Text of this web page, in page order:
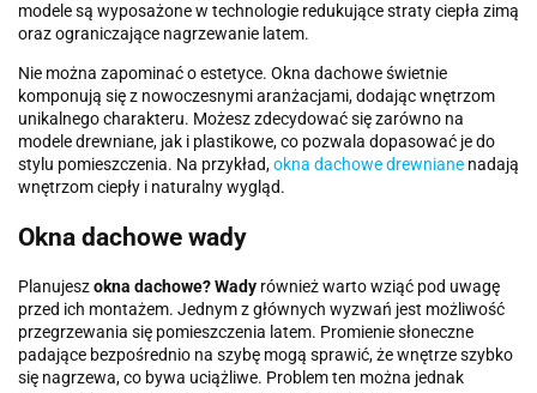
modele są wyposażone w technologie redukujące straty ciepła zimą
oraz ograniczające nagrzewanie latem.
Nie można zapominać o estetyce. Okna dachowe świetnie
komponują się z nowoczesnymi aranżacjami, dodając wnętrzom
unikalnego charakteru. Możesz zdecydować się zarówno na
modele drewniane, jak i plastikowe, co pozwala dopasować je do
stylu pomieszczenia. Na przykład,okna dachowe drewniane nadają
wnętrzom ciepły i naturalny wygląd.
Okna dachowe wady
Planujeszokna dachowe? Wady również warto wziąć pod uwagę
przed ich montażem. Jednym z głównych wyzwań jest możliwość
przegrzewania się pomieszczenia latem. Promienie słoneczne
padające bezpośrednio na szybę mogą sprawić, że wnętrze szybko
się nagrzewa, co bywa uciążliwe. Problem ten można jednak